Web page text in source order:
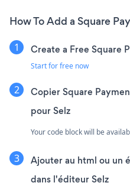
How To Add a Square
Create a Free Square
Start for free now
Copier Square
pour Selz
Your code block will be
Ajouter au html ou un
dans l'éditeur Selz